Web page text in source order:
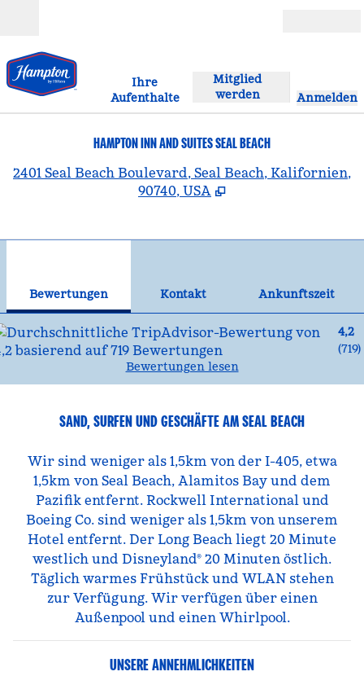
Ihre
Aufenthalte
Mitglied
werden
Anmelden
HAMPTON INN AND SUITES SEAL BEACH
2401 Seal Beach Boulevard, Seal Beach, Kalifornien,
90740, USA
,
Bewertungen Kontakt
Ankunftszeit
4,2
(719)
Bewertungen lesen
SAND, SURFEN UND GESCHÄFTE AM SEAL BEACH
Wir sind weniger als 1,5km von der I-405, etwa
1,5km von Seal Beach, Alamitos Bay und dem
Pazifik entfernt. Rockwell International und
Boeing Co. sind weniger als 1,5km von unserem
Hotel entfernt. Der Long Beach liegt 20 Minute
westlich und Disneyland® 20 Minuten östlich.
Täglich warmes Frühstück und WLAN stehen
zur Verfügung. Wir verfügen über einen
Außenpool und einen Whirlpool.
UNSERE ANNEHMLICHKEITEN